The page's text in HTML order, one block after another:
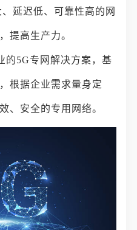
延迟低、可靠性高的网
提高生产力。
的5G专网解决方案，基
根据企业需求量身定
、安全的专用网络。